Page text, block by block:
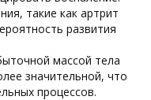
такие как артрит
развития
массой тела
значительной, что
процессов.